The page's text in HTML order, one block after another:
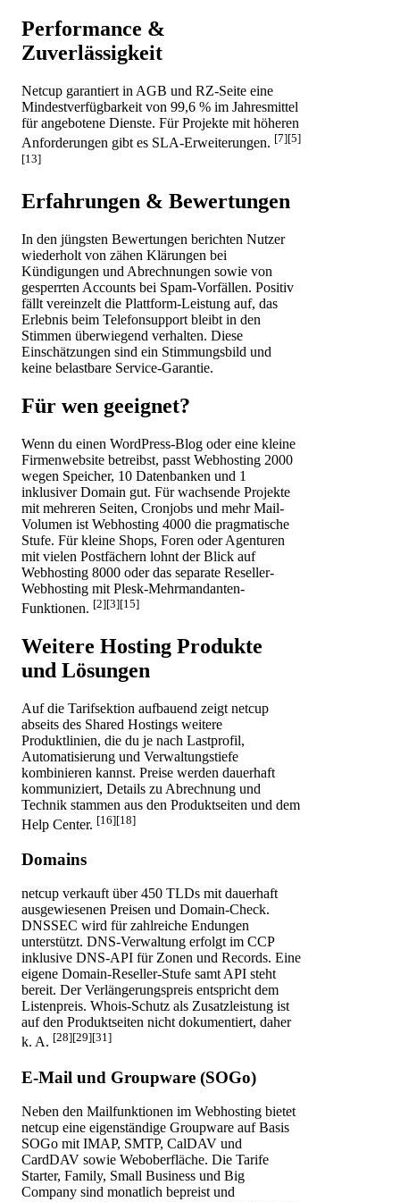
Performance &
Zuverlässigkeit
Netcup garantiert in AGB und RZ-Seite eine
Mindestverfügbarkeit von 99,6 % im Jahresmittel
für angebotene Dienste. Für Projekte mit höheren
Anforderungen gibt es SLA-Erweiterungen. [7][5]
[13]
Erfahrungen & Bewertungen
In den jüngsten Bewertungen berichten Nutzer
wiederholt von zähen Klärungen bei
Kündigungen und Abrechnungen sowie von
gesperrten Accounts bei Spam-Vorfällen. Positiv
fällt vereinzelt die Plattform-Leistung auf, das
Erlebnis beim Telefonsupport bleibt in den
Stimmen überwiegend verhalten. Diese
Einschätzungen sind ein Stimmungsbild und
keine belastbare Service-Garantie.
Für wen geeignet?
Wenn du einen WordPress-Blog oder eine kleine
Firmenwebsite betreibst, passt Webhosting 2000
wegen Speicher, 10 Datenbanken und 1
inklusiver Domain gut. Für wachsende Projekte
mit mehreren Seiten, Cronjobs und mehr Mail-
Volumen ist Webhosting 4000 die pragmatische
Stufe. Für kleine Shops, Foren oder Agenturen
mit vielen Postfächern lohnt der Blick auf
Webhosting 8000 oder das separate Reseller-
Webhosting mit Plesk-Mehrmandanten-
Funktionen. [2][3][15]
Weitere Hosting Produkte
und Lösungen
Auf die Tarifsektion aufbauend zeigt netcup
abseits des Shared Hostings weitere
Produktlinien, die du je nach Lastprofil,
Automatisierung und Verwaltungstiefe
kombinieren kannst. Preise werden dauerhaft
kommuniziert, Details zu Abrechnung und
Technik stammen aus den Produktseiten und dem
Help Center. [16][18]
Domains
netcup verkauft über 450 TLDs mit dauerhaft
ausgewiesenen Preisen und Domain-Check.
DNSSEC wird für zahlreiche Endungen
unterstützt. DNS-Verwaltung erfolgt im CCP
inklusive DNS-API für Zonen und Records. Eine
eigene Domain-Reseller-Stufe samt API steht
bereit. Der Verlängerungspreis entspricht dem
Listenpreis. Whois-Schutz als Zusatzleistung ist
auf den Produktseiten nicht dokumentiert, daher
k. A. [28][29][31]
E-Mail und Groupware (SOGo)
Neben den Mailfunktionen im Webhosting bietet
netcup eine eigenständige Groupware auf Basis
SOGo mit IMAP, SMTP, CalDAV und
CardDAV sowie Weboberfläche. Die Tarife
Starter, Family, Small Business und Big
Company sind monatlich bepreist und